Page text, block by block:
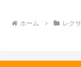
ホーム レク